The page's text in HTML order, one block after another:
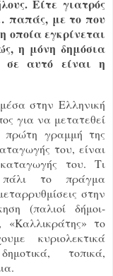
Είτε γιατρός
παπάς, με το που
οποία εγκρίνεται
η μόνη δημόσια
σε αυτό είναι η
στην Ελληνική
για να μετατεθεί
πρώτη γραμμή της
του, είναι
του. Τι
το πράγμα
στην
(παλιοί δήμοι-
«Καλλικράτης» το
κυριολεκτικά
τοπικά,